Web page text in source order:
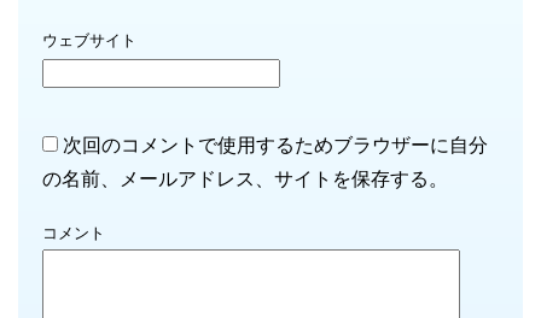
ウェブサイト
次回のコメントで使用するためブラウザーに自分
の名前、メールアドレス、サイトを保存する。
コメント